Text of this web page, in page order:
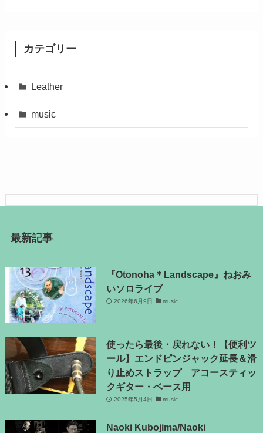
カテゴリー
Leather
music
最新記事
『Otonoha＊Landscape』ねおみ
いソロライブ
2026年6月9日 music
使ったら最後・戻れない！【便利ツ
ール】エンドピンジャック延長＆滑
り止めストラップ アコースティッ
クギター・ベース用
2025年5月4日 music
Naoki Kubojima/Naoki